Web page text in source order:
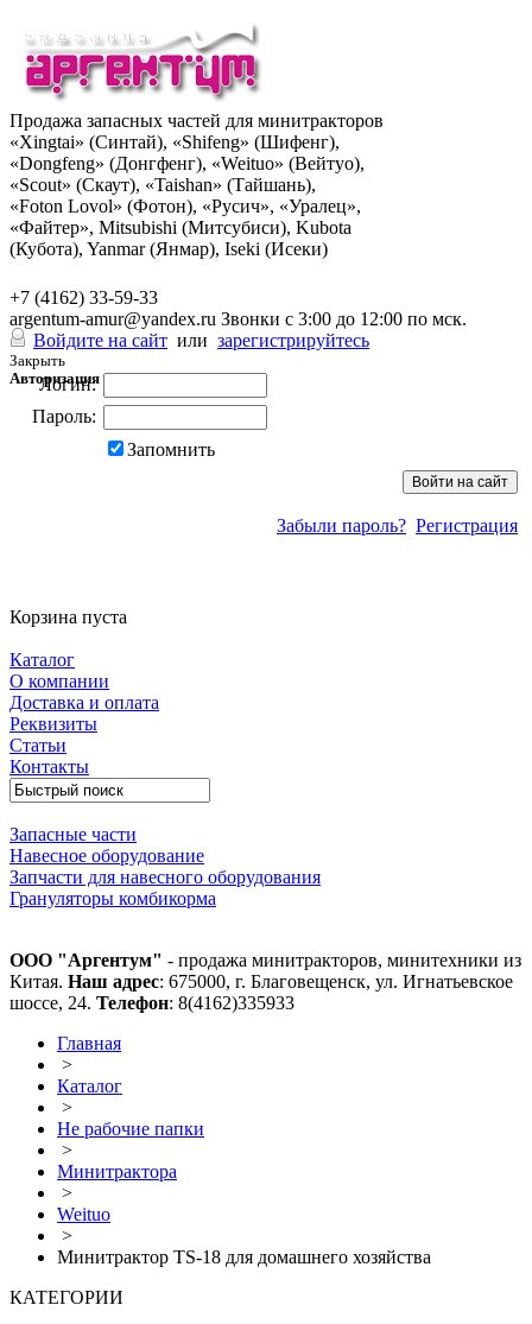
Продажа запасных частей для минитракторов
«Xingtai» (Синтай), «Shifeng» (Шифенг),
«Dongfeng» (Донгфенг), «Weituo» (Вейтуо),
«Scout» (Скаут), «Taishan» (Тайшань),
«Foton Lovol» (Фотон), «Русич», «Уралец»,
«Файтер», Mitsubishi (Митсубиси), Kubota
(Кубота), Yanmar (Янмар), Iseki (Исеки)
+7 (4162) 33-59-33
argentum-amur@yandex.ru Звонки с 3:00 до 12:00 по мск.
Войдите на сайт или зарегистрируйтесь
Закрыть
Авторизация
Логин:
Пароль:
Запомнить
Забыли пароль? Регистрация
Корзина пуста
Каталог
О компании
Доставка и оплата
Реквизиты
Статьи
Контакты
Запасные части
Навесное оборудование
Запчасти для навесного оборудования
Грануляторы комбикорма
ООО "Аргентум" - продажа минитракторов, минитехники из
Китая. Наш адрес: 675000, г. Благовещенск, ул. Игнатьевское
шоссе, 24. Телефон: 8(4162)335933
Главная
>
Каталог
>
Не рабочие папки
>
Минитрактора
>
Weituo
>
Минитрактор TS-18 для домашнего хозяйства
КАТЕГОРИИ